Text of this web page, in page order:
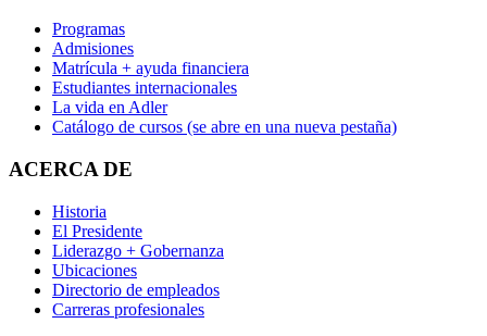
Programas
Admisiones
Matrícula + ayuda financiera
Estudiantes internacionales
La vida en Adler
Catálogo de cursos (se abre en una nueva pestaña)
ACERCA DE
Historia
El Presidente
Liderazgo + Gobernanza
Ubicaciones
Directorio de empleados
Carreras profesionales